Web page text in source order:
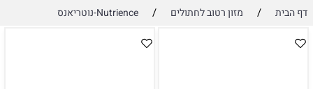
דף הבית / מזון רטוב לחתולים / Nutrience-נוטריאנס